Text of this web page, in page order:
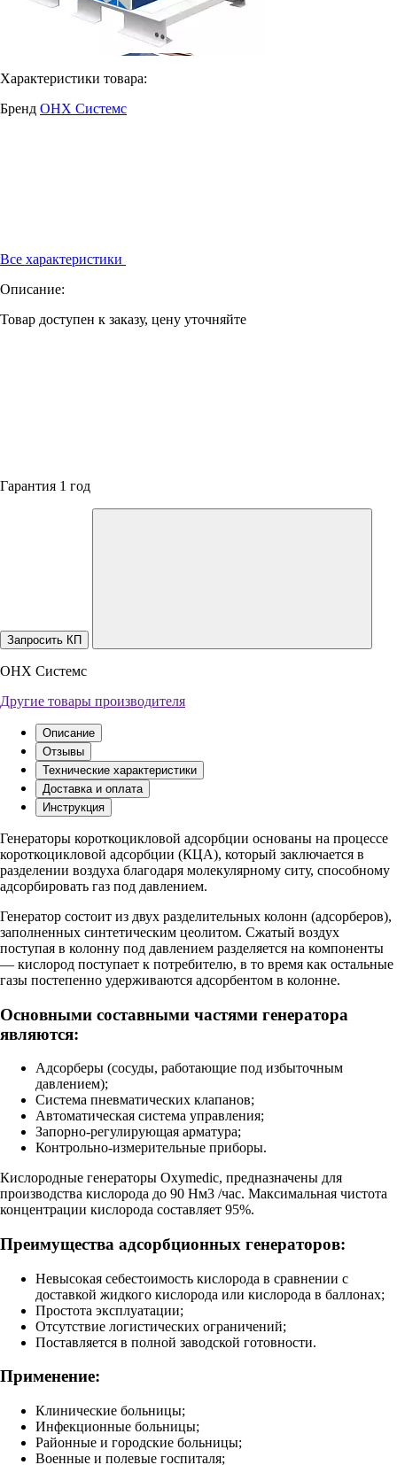
Характеристики товара:
Бренд ОНХ Системс
Все характеристики
Описание:
Товар доступен к заказу, цену уточняйте
Гарантия 1 год
Запросить КП
ОНХ Системс
Другие товары производителя
Описание
Отзывы
Технические характеристики
Доставка и оплата
Инструкция
Генераторы короткоцикловой адсорбции основаны на процессе
короткоцикловой адсорбции (КЦА), который заключается в
разделении воздуха благодаря молекулярному ситу, способному
адсорбировать газ под давлением.
Генератор состоит из двух разделительных колонн (адсорберов),
заполненных синтетическим цеолитом. Сжатый воздух
поступая в колонну под давлением разделяется на компоненты
— кислород поступает к потребителю, в то время как остальные
газы постепенно удерживаются адсорбентом в колонне.
Основными составными частями генератора
являются:
Адсорберы (сосуды, работающие под избыточным
давлением);
Система пневматических клапанов;
Автоматическая система управления;
Запорно-регулирующая арматура;
Контрольно-измерительные приборы.
Кислородные генераторы Oxymedic, предназначены для
производства кислорода до 90 Нм3 /час. Максимальная чистота
концентрации кислорода составляет 95%.
Преимущества адсорбционных генераторов:
Невысокая себестоимость кислорода в сравнении с
доставкой жидкого кислорода или кислорода в баллонах;
Простота эксплуатации;
Отсутствие логистических ограничений;
Поставляется в полной заводской готовности.
Применение:
Клинические больницы;
Инфекционные больницы;
Районные и городские больницы;
Военные и полевые госпиталя;